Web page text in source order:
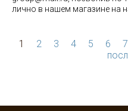
лично в нашем магазине на
1 2 3 4 5 6 7